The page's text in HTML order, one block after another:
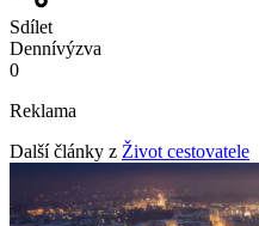
Sdílet
Dennívýzva
0
Reklama
Další články z Život cestovatele